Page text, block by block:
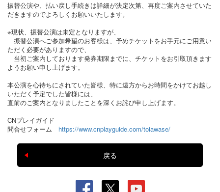
振替公演や、払い戻し手続きは詳細が決定次第、再度ご案内させていた
だきますのでよろしくお願いいたします。
※現状、振替公演は未定となりますが、
振替公演へご参加希望のお客様は、予めチケットをお手元にご用意い
ただく必要がありますので、
当初ご案内しております発券期限までに、チケットをお引取頂きます
ようお願い申し上げます。
本公演を心待ちにされていた皆様、特に遠方からお時間をかけてお越し
いただく予定でした皆様には、
直前のご案内となりましたことを深くお詫び申し上げます。
CNプレイガイド
問合せフォーム https://www.cnplayguide.com/toiawase/
戻る